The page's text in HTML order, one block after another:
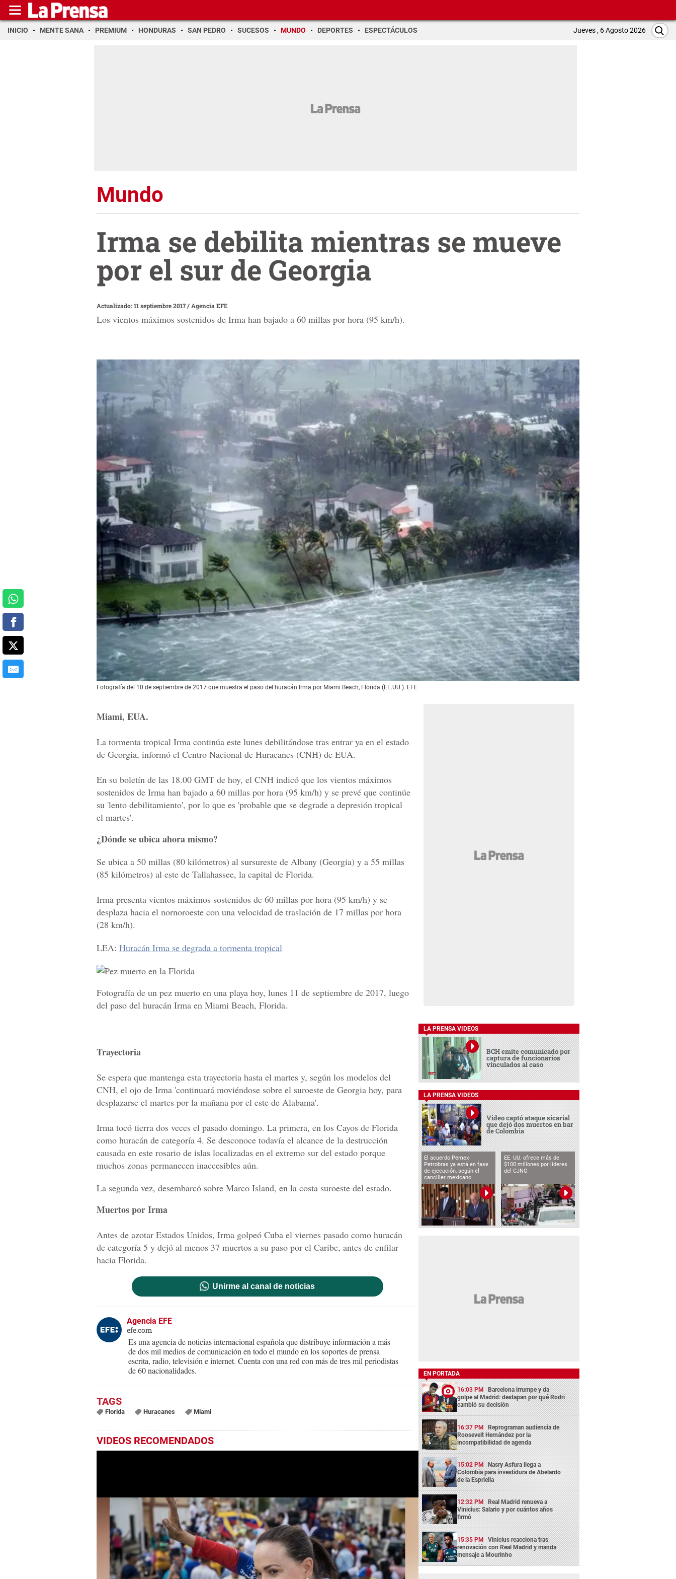
INICIO MENTE SANA PREMIUM HONDURAS SAN PEDRO SUCESOS MUNDO DEPORTES ESPECTÁCULOS Jueves , 6 Agosto 2026
Mundo
Irma se debilita mientras se mueve
por el sur de Georgia
Actualizado: 11 septiembre 2017/ Agencia EFE
Los vientos máximos sostenidos de Irma han bajado a 60 millas por hora (95 km/h).
Fotografía del 10 de septiembre de 2017 que muestra el paso del huracán Irma por Miami Beach, Florida (EE.UU.). EFE
Miami, EUA.
La tormenta tropical Irma continúa este lunes debilitándose tras entrar ya en el estado
de Georgia, informó el Centro Nacional de Huracanes (CNH) de EUA.
En su boletín de las 18.00 GMT de hoy, el CNH indicó que los vientos máximos
sostenidos de Irma han bajado a 60 millas por hora (95 km/h) y se prevé que continúe
su 'lento debilitamiento', por lo que es 'probable que se degrade a depresión tropical
el martes'.
¿Dónde se ubica ahora mismo?
Se ubica a 50 millas (80 kilómetros) al sursureste de Albany (Georgia) y a 55 millas
(85 kilómetros) al este de Tallahassee, la capital de Florida.
Irma presenta vientos máximos sostenidos de 60 millas por hora (95 km/h) y se
desplaza hacia el nornoroeste con una velocidad de traslación de 17 millas por hora
(28 km/h).
LEA: Huracán Irma se degrada a tormenta tropical
Fotografía de un pez muerto en una playa hoy, lunes 11 de septiembre de 2017, luego
del paso del huracán Irma en Miami Beach, Florida.
Trayectoria
Se espera que mantenga esta trayectoria hasta el martes y, según los modelos del
CNH, el ojo de Irma 'continuará moviéndose sobre el suroeste de Georgia hoy, para
desplazarse el martes por la mañana por el este de Alabama'.
Irma tocó tierra dos veces el pasado domingo. La primera, en los Cayos de Florida
como huracán de categoría 4. Se desconoce todavía el alcance de la destrucción
causada en este rosario de islas localizadas en el extremo sur del estado porque
muchos zonas permanecen inaccesibles aún.
La segunda vez, desembarcó sobre Marco Island, en la costa suroeste del estado.
Muertos por Irma
Antes de azotar Estados Unidos, Irma golpeó Cuba el viernes pasado como huracán
de categoría 5 y dejó al menos 37 muertos a su paso por el Caribe, antes de enfilar
hacia Florida.
Unirme al canal de noticias
Agencia EFE
efe.com
Es una agencia de noticias internacional española que distribuye información a más
de dos mil medios de comunicación en todo el mundo en los soportes de prensa
escrita, radio, televisión e internet. Cuenta con una red con más de tres mil periodistas
de 60 nacionalidades.
Florida Huracanes Miami
VIDEOS RECOMENDADOS
LA PRENSA VIDEOS
BCH emite comunicado por
captura de funcionarios
vinculados al caso
LA PRENSA VIDEOS
Video captó ataque sicarial
que dejó dos muertos en bar
de Colombia
El acuerdo Pemex-
Petrobras ya está en fase
de ejecución, según el
canciller mexicano
EE. UU. ofrece más de
$100 millones por líderes
del CJNG
EN PORTADA
16:03 PM Barcelona irrumpe y da
golpe al Madrid: destapan por qué Rodri
cambió su decisión
16:37 PM Reprograman audiencia de
Roosevelt Hernández por la
incompatibilidad de agenda
15:02 PM Nasry Asfura llega a
Colombia para investidura de Abelardo
de la Espriella
12:32 PM Real Madrid renueva a
Vinicius: Salario y por cuántos años
firmó
15:35 PM Vinicius reacciona tras
renovación con Real Madrid y manda
mensaje a Mourinho